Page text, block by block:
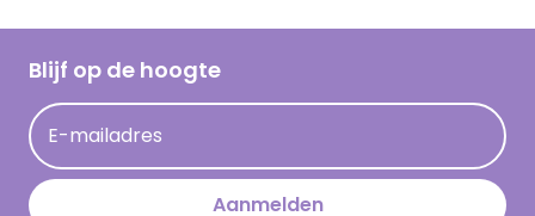
Hallmark Kaartclub
Acties
Persberichten
Hallmark en Kinderpostzegels
Cadeau inspiratie
Kaartinspiratie
Blijf op de hoogte
E-mailadres
Aanmelden